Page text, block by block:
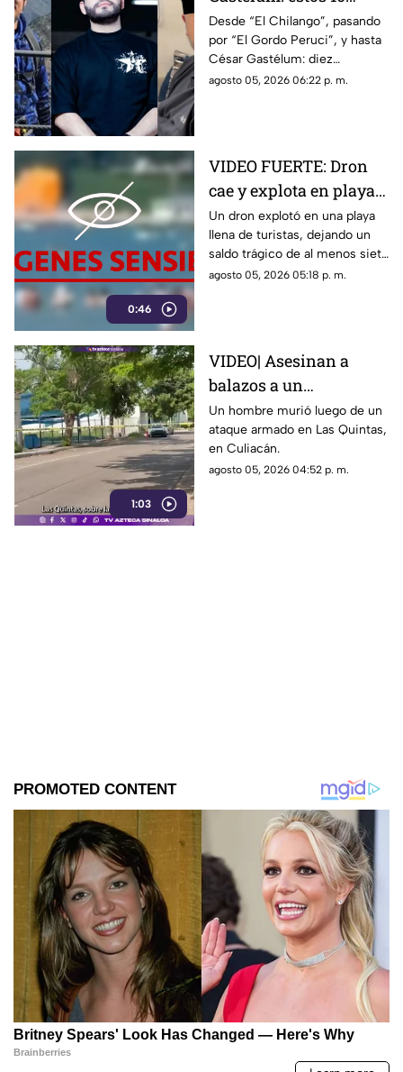
influencers han sido
as3sin4dos por la
guerra entre Los
Chapitos y La Mayiza
Desde “El Chilango”, pasando
por “El Gordo Peruci”, y hasta
César Gastélum: diez
influencers han sido
agosto 05, 2026 06:22 p. m.
0:46
VIDEO FUERTE: Dron
cae y explota en playa
repleta de turistas, hay
varios muertos y
heridos
Un dron explotó en una playa
llena de turistas, dejando un
saldo trágico de al menos siete
muertos, entre ellos tres
agosto 05, 2026 05:18 p. m.
1:03
VIDEO| Asesinan a
balazos a un
automovilista en Las
Quintas, en Culiacán
Un hombre murió luego de un
ataque armado en Las Quintas,
en Culiacán.
agosto 05, 2026 04:52 p. m.